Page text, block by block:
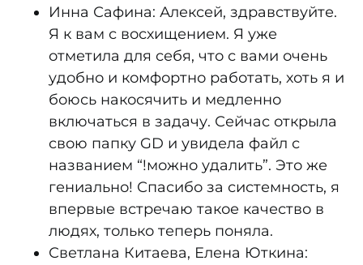
Инна Сафина: Алексей, здравствуйте.
Я к вам с восхищением. Я уже
отметила для себя, что с вами очень
удобно и комфортно работать, хоть я и
боюсь накосячить и медленно
включаться в задачу. Сейчас открыла
свою папку GD и увидела файл с
названием “!можно удалить”. Это же
гениально! Спасибо за системность, я
впервые встречаю такое качество в
людях, только теперь поняла.
Светлана Китаева, Елена Юткина: